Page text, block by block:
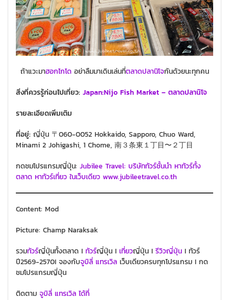
ถ้าแวะมาฮอกไกโดอย่าลืมมาเดินเล่นที่ตลาดปลานิโจกันด้วยนะทุกคน
สิ่งที่ควรรู้ก่อนไปเที่ยว: Japan:Nijo Fish Market – ตลาดปลานิโจ
รายละเอียดเพิ่มเติม
ที่อยู่: ญี่ปุ่น 〒060-0052 Hokkaido, Sapporo, Chuo Ward,
Minami 2 Johigashi, 1 Chome, 南３条東１丁目〜２丁目
กดชมโปรแกรมญี่ปุ่น: Jubilee Travel: บริษัททัวร์ชั้นนำ หาทัวร์ทั้ง
ตลาด หาทัวร์เที่ยว ในเว็บเดียว www.jubileetravel.co.th
Content: Mod
Picture: Champ Naraksak
รวมทัวร์ญี่ปุ่นทั้งตลาด I ทัวร์ญี่ปุ่น I เที่ยวญี่ปุ่น I รีวิวญี่ปุ่น I ทัวร์
ปี2569-2570I จองกับจูบิลี่ แทรเวิล เว็บเดียวครบทุกโปรแกรม I กด
ชมโปรแกรมญี่ปุ่น
ติดตาม จูบิลี่ แทรเวิล ได้ที่